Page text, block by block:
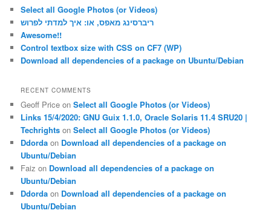
h
Select all Google Photos (or Videos)
ריברסינג מאפס, או: איך למדתי לפרוש
Awesome!!
Control textbox size with CSS on CF7 (WP)
Download all dependencies of a package on Ubuntu/Debian
RECENT COMMENTS
Geoff Price onSelect all Google Photos (or Videos)
Links 15/4/2020: GNU Guix 1.1.0, Oracle Solaris 11.4 SRU20 |
Techrights onSelect all Google Photos (or Videos)
Ddorda on Download all dependencies of a package on
Ubuntu/Debian
Faiz on Download all dependencies of a package on
Ubuntu/Debian
Ddorda on Download all dependencies of a package on
Ubuntu/Debian